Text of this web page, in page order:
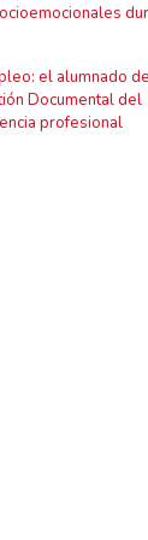
el alumnado
Documental del
profesional